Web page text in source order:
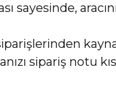
sayesinde,
siparişlerinden
sipariş notu